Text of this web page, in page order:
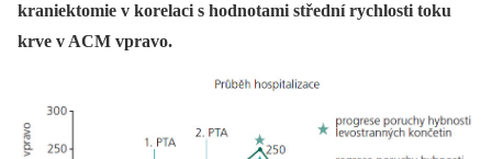
kraniektomie v korelaci s hodnotami střední rychlosti toku
krve v ACM vpravo.